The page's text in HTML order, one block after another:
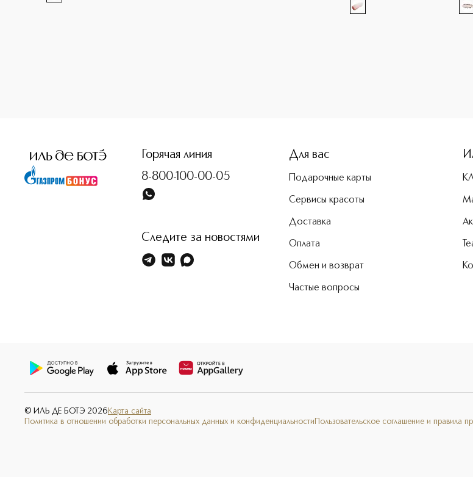
Горячая линия
8-800-100-00-05
Следите за новостями
Для вас
Подарочные карты
Сервисы красоты
Доставка
Оплата
Обмен и возврат
Частые вопросы
© ИЛЬ ДЕ БОТЭ 2026 Карта сайта
Политика в отношении обработки персональных данных и конфиденциальности Пользовательское соглашение и правила